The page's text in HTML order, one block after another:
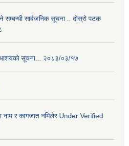
सम्बन्धी सार्वजनिक सूचना .. दोस्रो पटक
आशयको सूचना... २०८३/०३/१७
नाम र कागजात नमिलेर Under Verified